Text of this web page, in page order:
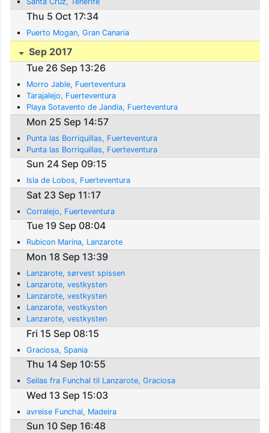
Thu 5 Oct 17:34
Puerto Mogan, Gran Canaria
Sep 2017
Tue 26 Sep 13:26
Morro Jable, Fuerteventura
Tarajalejo, Fuerteventura
Playa Sotavento de Jandia, Fuerteventura
Mon 25 Sep 14:57
Punta las Borriquillas, Fuerteventura
Punta las Borriquillas, Fuerteventura
Sun 24 Sep 09:15
Isla de Lobos, Fuerteventura
Sat 23 Sep 11:17
Corralejo, Fuerteventura
Tue 19 Sep 08:04
Rubicon Marina, Lanzarote
Mon 18 Sep 13:39
Lanzarote, sørvest spissen
Lanzarote, vestkysten
Lanzarote, vestkysten
Lanzarote, vestkysten
Lanzarote, vestkysten
Fri 15 Sep 08:15
Graciosa, Spania
Thu 14 Sep 10:55
Seilas fra Funchal til Lanzarote, Graciosa
Wed 13 Sep 15:03
avreise Funchal, Madeira
Sun 10 Sep 16:48